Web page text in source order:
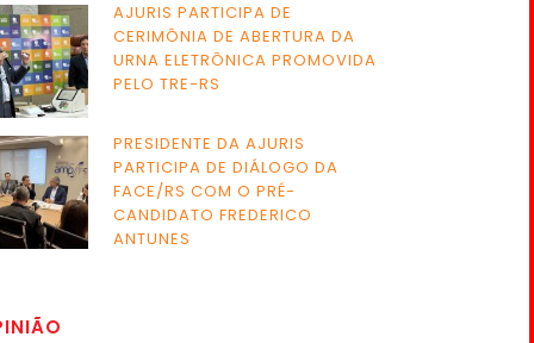
AJURIS PARTICIPA DE
CERIMÔNIA DE ABERTURA DA
URNA ELETRÔNICA PROMOVIDA
PELO TRE-RS
PRESIDENTE DA AJURIS
PARTICIPA DE DIÁLOGO DA
FACE/RS COM O PRÉ-
CANDIDATO FREDERICO
ANTUNES